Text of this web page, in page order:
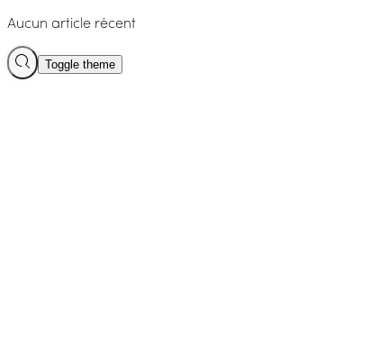
Aucun article récent
Toggle theme